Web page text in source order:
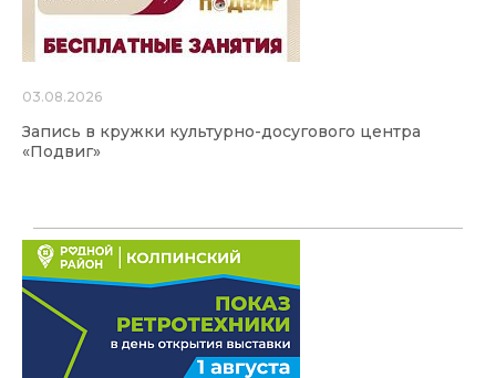
03.08.2026
Запись в кружки культурно-досугового центра
«Подвиг»